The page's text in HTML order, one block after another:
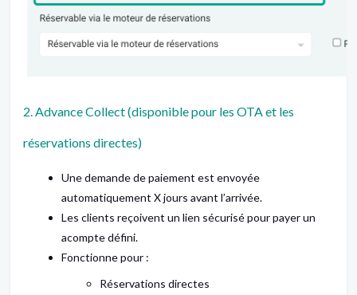
2. Advance Collect (disponible pour les OTA et les
réservations directes)
Une demande de paiement est envoyée
automatiquement X jours avant l’arrivée.
Les clients reçoivent un lien sécurisé pour payer un
acompte défini.
Fonctionne pour :
Réservations directes